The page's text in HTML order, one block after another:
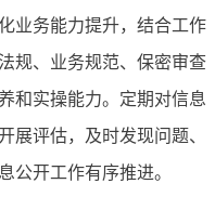
业务能力提升，结合工作
规、业务规范、保密审查
和实操能力。定期对信息
展评估，及时发现问题、
公开工作有序推进。